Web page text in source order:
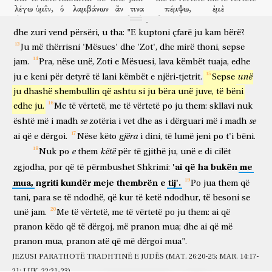
λέγω ὑμῖν, ὁ λαμβάνων ἄν τινα πέμψω, ἐμὲ
λαμβάνει;
pranon
ὁ δὲ
dhe
ἐμὲ λαμβάνων, λαμβάνει
pranon
τὸν πέμψαντά
që dërgoi
με.
ταῦτα
këto
εἰπὼν,
kur tha
Ἰησοῦς
Jezusi
ἐταράχθη
u trondit
τῷ πνεύματι
frymës
καὶ
dhe
ἐμαρτύρησεν
dëshmoi
καὶ
dhe
εἶπεν,
tha
ἀμὴν,
me të vërtetë
ἀμὴν,
me të vërtetë
λέγω
them
ὑμῖν,
juve
ὅτι
se
εἷς
një
ἐξ
prej
ὑμῶν
jush
παραδώσει
do të tradhtojë
με.
mua
ἔβλεπον
shihnin
εἰς
drejt
ἀλλήλους
njëri-tjetrit
οἱ μαθηταὶ,
dishepujt
ἀπορούμενοι
duke qenë hutuar
περὶ
për
τίνος
cilin
λέγει.
thotë
ἦν
ishte
δὲ
dhe
ἀνακείμενος
shtruar
εἷς
një
ἐκ τῶν μαθητῶν
dishepujve
αὐτοῦ ἐν τῷ κόλπῳ
gjirin
τοῦ
Ἰησοῦ,
e Jezusit
ὃν
të cilin
ἠγάπα
donte
ὁ Ἰησοῦς.
Jezusi
νεύει
bën shenjë
οὖν
atëherë këtij
Σίμων
Simon
Πέτρος,
Pjetri
πυθέσθαι
për të pyetur kush do qoftë
περὶ
për të cilin
λέγει.
thotë
ἐπιπεσών
duke rënë sipër
οὖν ἐκεῖνος οὕτως ἐπὶ τὸ στῆθος
τοῦ
Ἰησοῦ,
e Jezusit
λέγει
thotë
αὐτῷ,
atij
Κύριε,
o Zot
τίς
kush
ἐστιν?
është
ἀποκρίνεται
përgjigjet
ὁ
ai është të cilit
ἐγὼ,
unë
βάψας
kur ngjyej
ψωμίον,
kafshatën
καὶ
dhe
δώσω
do të jap
αὐτῷ.
atij
βάψας οὖν τὸ ψωμίον, δίδωσιν
tradhtonte; për këtë arsye tha: "Jo gjithë jeni të
pastër".)
këmbët e mori
dhe zuri vend përsëri, u tha: "E kuptoni çfarë ju kam bërë?
Ju më thërrisni 'Mësues' dhe 'Zot', dhe mirë thoni, sepse
jam.
Pra, nëse unë, Zoti e Mësuesi, lava këmbët tuaja, edhe
ju e keni për detyrë të lani këmbët e njëri-tjetrit. Sepse unë
ju dhashë shembullin që ashtu si ju bëra unë juve, të bëni
edhe ju. Me të vërtetë, me të vërtetë po ju them: skllavi nuk
është më i madh se zotëria i vet dhe as i dërguari më i madh se
ai që e dërgoi. Nëse këto gjëra i dini, të lumë jeni po t'i bëni.
Nuk po e them këtë për të gjithë ju, unë e di cilët
zgjodha, por që të përmbushet Shkrimi: 'ai që ha bukën me
mua, ngriti kundër meje thembrën e tij'. Po jua them që
tani, para se të ndodhë, që kur të ketë ndodhur, të besoni se
unë jam. Me të vërtetë, me të vërtetë po ju them: ai që
pranon këdo që të dërgoj, më pranon mua; dhe ai që më
pranon mua, pranon atë që më dërgoi mua".
JEZUSI PARATHOTË TRADHTINË E JUDËS (MAT. 26:20-25; MAR. 14:17-